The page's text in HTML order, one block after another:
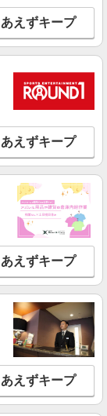
を見る
利くため子育て
い有/週払い有/交
を見る
手＊即日勤務も
い有/週払い有/交
を見る
えずキープ
えずキープ
えずキープ
えずキープ